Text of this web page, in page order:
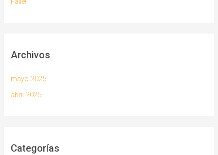
Archivos
mayo 2025
abril 2025
Categorías